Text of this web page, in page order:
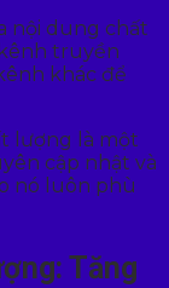
nội dung chất
truyền
khác để
lượng là một
cập nhật và
nó luôn phù
Tăng